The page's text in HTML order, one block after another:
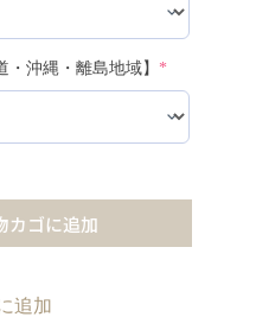
沖縄・離島地域】 *
カゴに追加
追加